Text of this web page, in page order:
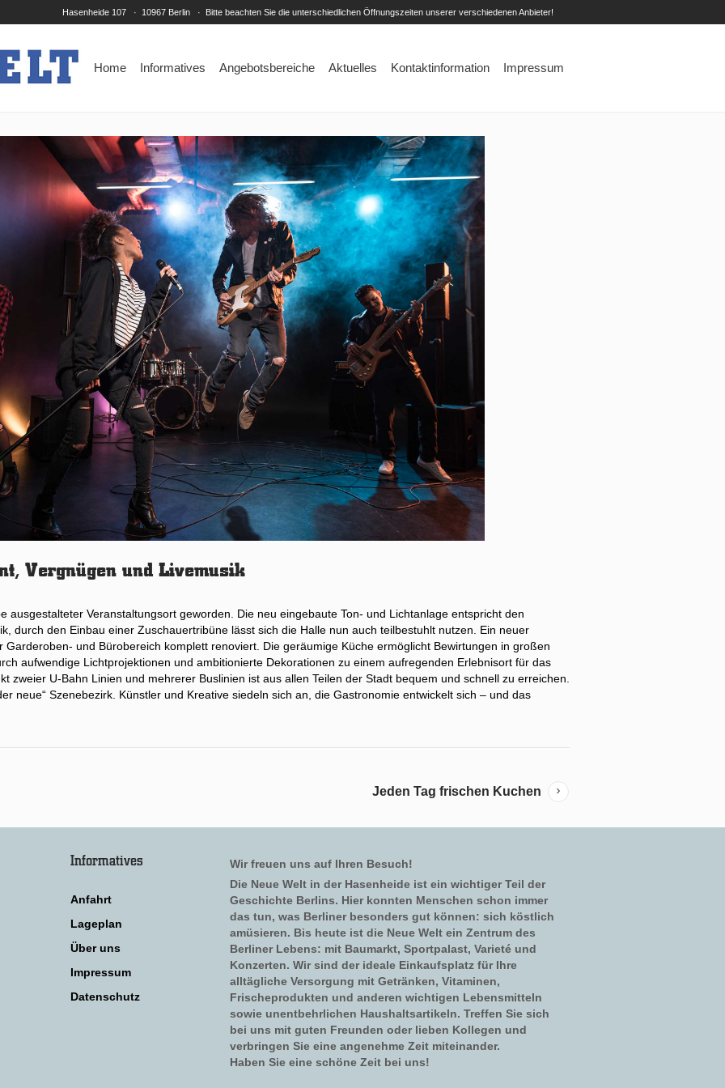
Hasenheide 107 · 10967 Berlin · Bitte beachten Sie die unterschiedlichen Öffnungszeiten unserer verschiedenen Anbieter!
Home Informatives Angebotsbereiche Aktuelles Kontaktinformation Impressum
Vergnügen und Livemusik
ausgestalteter Veranstaltungsort geworden. Die neu eingebaute Ton- und Lichtanlage entspricht den
durch den Einbau einer Zuschauertribüne lässt sich die Halle nun auch teilbestuhlt nutzen. Ein neuer
und Bürobereich komplett renoviert. Die geräumige Küche ermöglicht Bewirtungen in großen
aufwendige Lichtprojektionen und ambitionierte Dekorationen zu einem aufregenden Erlebnisort für das
zweier U-Bahn Linien und mehrerer Buslinien ist aus allen Teilen der Stadt bequem und schnell zu erreichen.
neue“ Szenebezirk. Künstler und Kreative siedeln sich an, die Gastronomie entwickelt sich – und das
Jeden Tag frischen Kuchen
Informatives
Anfahrt
Lageplan
Über uns
Impressum
Datenschutz
Wir freuen uns auf Ihren Besuch!
Die Neue Welt in der Hasenheide ist ein wichtiger Teil der
Geschichte Berlins. Hier konnten Menschen schon immer
das tun, was Berliner besonders gut können: sich köstlich
amüsieren. Bis heute ist die Neue Welt ein Zentrum des
Berliner Lebens: mit Baumarkt, Sportpalast, Varieté und
Konzerten. Wir sind der ideale Einkaufsplatz für Ihre
alltägliche Versorgung mit Getränken, Vitaminen,
Frischeprodukten und anderen wichtigen Lebensmitteln
sowie unentbehrlichen Haushaltsartikeln. Treffen Sie sich
bei uns mit guten Freunden oder lieben Kollegen und
verbringen Sie eine angenehme Zeit miteinander.
Haben Sie eine schöne Zeit bei uns!